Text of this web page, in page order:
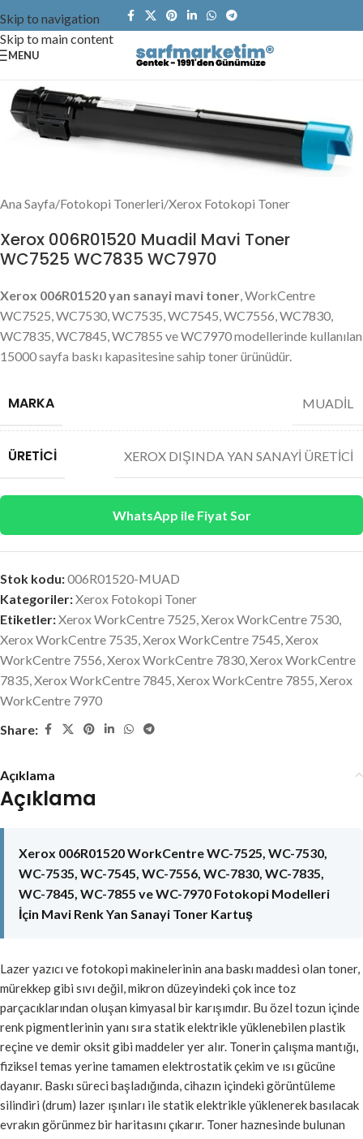
Skip to navigation
Skip to main content
MENU
Ana Sayfa/Fotokopi Tonerleri/Xerox Fotokopi Toner
Xerox 006R01520 Muadil Mavi Toner
WC7525 WC7835 WC7970
Xerox 006R01520 yan sanayi mavi toner, WorkCentre
WC7525, WC7530, WC7535, WC7545, WC7556, WC7830,
WC7835, WC7845, WC7855 ve WC7970 modellerinde kullanılan
15000 sayfa baskı kapasitesine sahip toner ürünüdür.
MARKA MUADİL
ÜRETICI XEROX DIŞINDA YAN SANAYİ ÜRETİCİ
WhatsApp ile Fiyat Sor
Stok kodu:006R01520-MUAD
Kategoriler:Xerox Fotokopi Toner
Etiketler:Xerox WorkCentre 7525,Xerox WorkCentre 7530,
Xerox WorkCentre 7535,Xerox WorkCentre 7545,Xerox
WorkCentre 7556,Xerox WorkCentre 7830,Xerox WorkCentre
7835,Xerox WorkCentre 7845,Xerox WorkCentre 7855,Xerox
WorkCentre 7970
Share:
Açıklama
Açıklama
Xerox 006R01520 WorkCentre WC-7525, WC-7530,
WC-7535, WC-7545, WC-7556, WC-7830, WC-7835,
WC-7845, WC-7855 ve WC-7970 Fotokopi Modelleri
İçin Mavi Renk Yan Sanayi Toner Kartuş
Lazer yazıcı ve fotokopi makinelerinin ana baskı maddesi olan toner,
mürekkep gibi sıvı değil, mikron düzeyindeki çok ince toz
parçacıklarından oluşan kimyasal bir karışımdır. Bu özel tozun içinde
renk pigmentlerinin yanı sıra statik elektrikle yüklenebilen plastik
reçine ve demir oksit gibi maddeler yer alır. Tonerin çalışma mantığı,
fiziksel temas yerine tamamen elektrostatik çekim ve ısı gücüne
dayanır. Baskı süreci başladığında, cihazın içindeki görüntüleme
silindiri (drum) lazer ışınları ile statik elektrikle yüklenerek basılacak
evrakın görünmez bir haritasını çıkarır. Toner haznesinde bulunan